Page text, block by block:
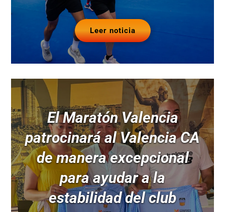
Leer noticia
El Maratón Valencia
patrocinará al Valencia CA
de manera excepcional
para ayudar a la
estabilidad del club